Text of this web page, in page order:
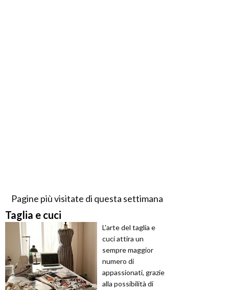
Pagine più visitate di questa settimana
Taglia e cuci
L'arte del taglia e
cuci attira un
sempre maggior
numero di
appassionati, grazie
alla possibilità di